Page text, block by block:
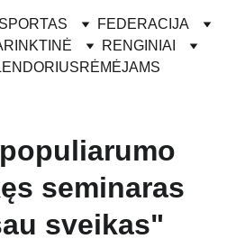
FEDERACIJA
RINKTINĖ
RENGINIAI
RĖMĖJAMS
seminaras
sveikas"